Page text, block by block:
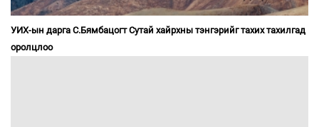
УИХ-ын дарга С.Бямбацогт Сутай хайрхны тэнгэрийг тахих тахилгад
оролцлоо